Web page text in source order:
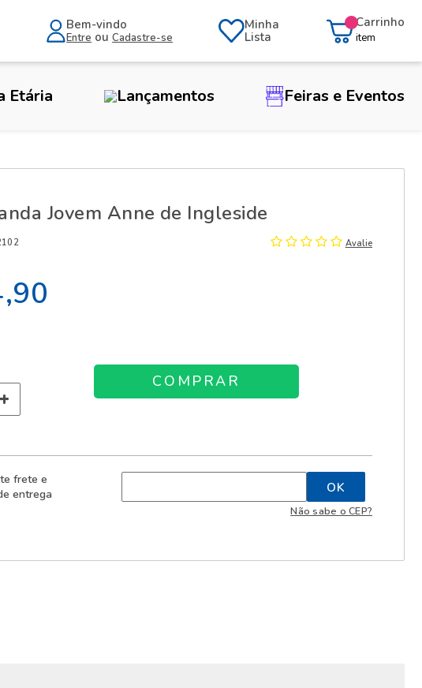
Bem-vindo
Entre ouCadastre-se
Minha
Lista
Carrinho
item
Etária Lançamentos Feiras e Eventos
Jovem Anne de Ingleside
Avalie
+
frete e
entrega
Não sabe o CEP?